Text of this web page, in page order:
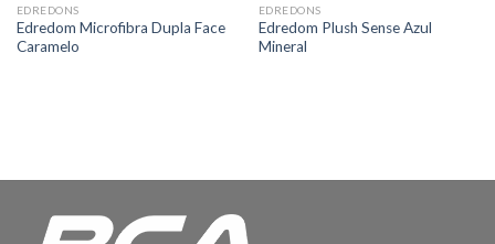
EDREDONS
Edredom Microfibra Dupla Face
Caramelo
EDREDONS
Edredom Plush Sense Azul
Mineral